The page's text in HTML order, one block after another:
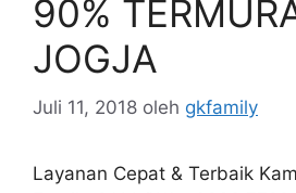
90%
JOGJA
Juli 11, 2018 oleh gkfamily
Layanan Cepat & Terbaik